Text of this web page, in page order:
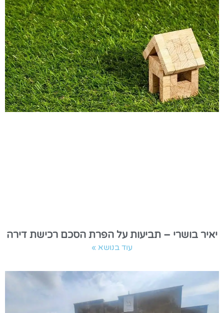
יאיר בושרי – תביעות על הפרת הסכם רכישת דירה
עוד בנושא »